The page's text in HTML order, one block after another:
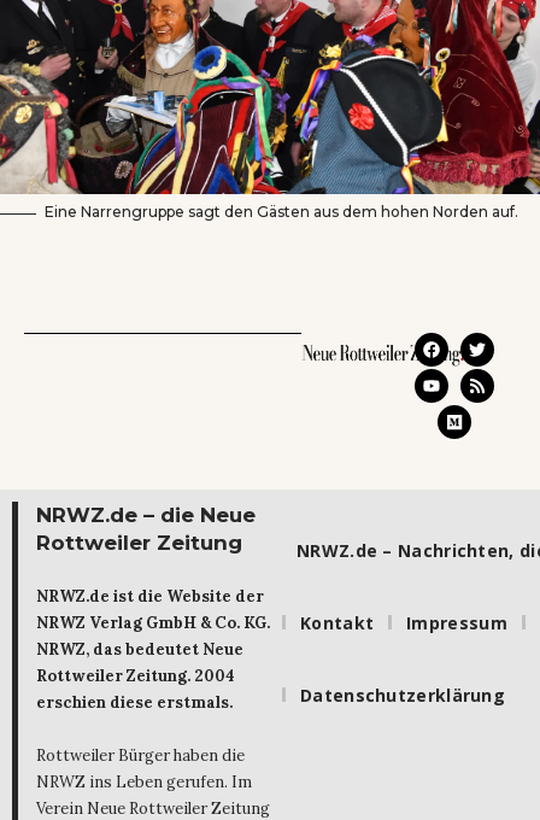
Eine Narrengruppe sagt den Gästen aus dem hohen Norden auf.
NRWZ.de – die Neue
Rottweiler Zeitung
NRWZ.de ist die Website der
NRWZ Verlag GmbH & Co. KG.
NRWZ, das bedeutet Neue
Rottweiler Zeitung. 2004
erschien diese erstmals.
Rottweiler Bürger haben die
NRWZ ins Leben gerufen. Im
Verein Neue Rottweiler Zeitung
NRWZ.de – Nachrichten,
Kontakt Impressum
Datenschutzerklärung